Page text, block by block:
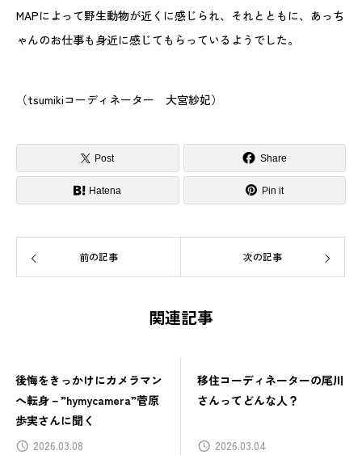
MAPによって野生動物が近くに感じられ、それとともに、あっち
ゃんのお仕事も身近に感じてもらっているようでした。
（tsumikiコーディネーター 大宮紗妃）
Post Share
Hatena Pin it
前の記事 次の記事
関連記事
後悔をきっかけにカメラマン
へ転身－”hymycamera”菅原
歩実さんに聞く
2026.03.08
移住コーディネーターの尾川
さんってどんな人？
2026.03.04